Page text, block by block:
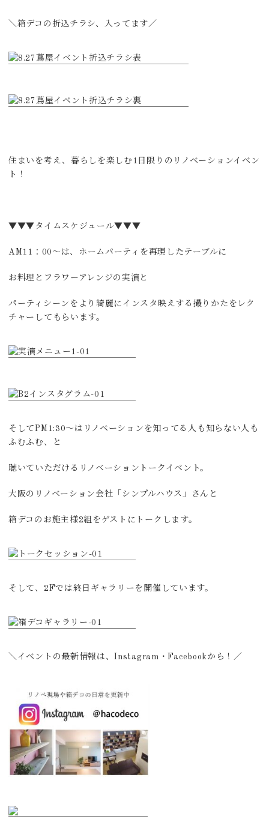
＼箱デコの折込チラシ、入ってます／
住まいを考え、暮らしを楽しむ1日限りのリノベーションイベン
ト！
▼▼▼タイムスケジュール▼▼▼
AM11：00～は、ホームパーティを再現したテーブルに
お料理とフラワーアレンジの実演と
パーティシーンをより綺麗にインスタ映えする撮りかたをレク
チャーしてもらいます。
そしてPM1:30～はリノベーションを知ってる人も知らない人も
ふむふむ、と
聴いていただけるリノベーショントークイベント。
大阪のリノベーション会社「シンプルハウス」さんと
箱デコのお施主様2組をゲストにトークします。
そして、2Fでは終日ギャラリーを開催しています。
＼イベントの最新情報は、Instagram・Facebookから！／